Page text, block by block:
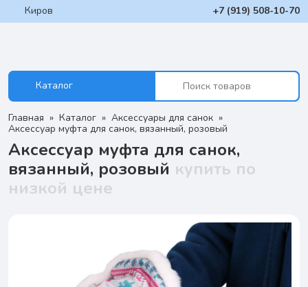
Киров +7 (919) 508-10-70
Каталог
Главная Каталог
Аксессуары для санок
Аксессуар муфта для санок, вязанный, розовый
Аксессуар муфта для санок,
вязанный, розовый купить по
низкой цене